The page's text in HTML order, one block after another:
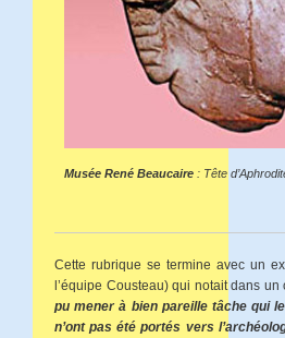
Musée René Beaucaire: Tête
Cette rubrique se termine avec un
l’équipe Cousteau) qui notait dans
pu mener à bien pareille tâche qui
n’ont pas été portés vers